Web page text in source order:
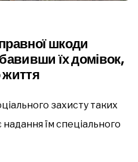
шкоди
їх домівок,
захисту таких
їм спеціального